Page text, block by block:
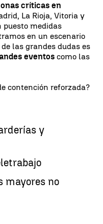
críticas en
La Rioja, Vitoria y
puesto medidas
en un escenario
las grandes dudas es
eventos como las
contención reforzada?
y
mayores no